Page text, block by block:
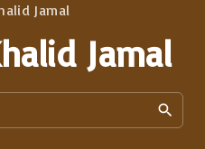
Jamal
Jamal
e